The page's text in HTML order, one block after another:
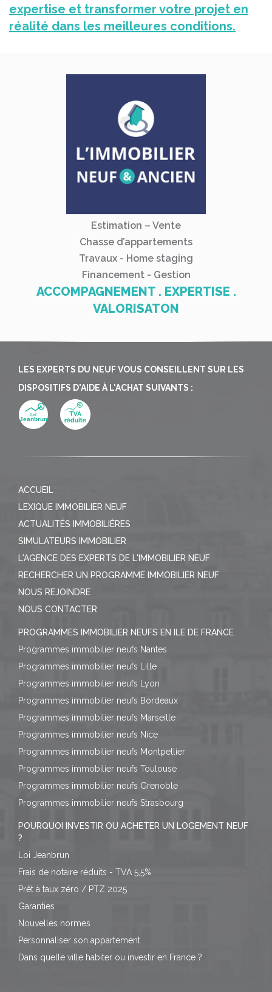
expertise et transformer votre projet en
réalité dans les meilleures conditions.
Estimation – Vente
Chasse d’appartements
Travaux - Home staging
Financement - Gestion
ACCOMPAGNEMENT . EXPERTISE .
VALORISATON
LES EXPERTS DU NEUF VOUS CONSEILLENT SUR LES
DISPOSITIFS D'AIDE À L'ACHAT SUIVANTS :
ACCUEIL
LEXIQUE IMMOBILIER NEUF
ACTUALITÉS IMMOBILIÈRES
SIMULATEURS IMMOBILIER
L'AGENCE DES EXPERTS DE L'IMMOBILIER NEUF
RECHERCHER UN PROGRAMME IMMOBILIER NEUF
NOUS REJOINDRE
NOUS CONTACTER
PROGRAMMES IMMOBILIER NEUFS EN ILE DE FRANCE
Programmes immobilier neufs Nantes
Programmes immobilier neufs Lille
Programmes immobilier neufs Lyon
Programmes immobilier neufs Bordeaux
Programmes immobilier neufs Marseille
Programmes immobilier neufs Nice
Programmes immobilier neufs Montpellier
Programmes immobilier neufs Toulouse
Programmes immobilier neufs Grenoble
Programmes immobilier neufs Strasbourg
POURQUOI INVESTIR OU ACHETER UN LOGEMENT NEUF
?
Loi Jeanbrun
Frais de notaire réduits - TVA 5,5%
Prêt à taux zéro / PTZ 2025
Garanties
Nouvelles normes
Personnaliser son appartement
Dans quelle ville habiter ou investir en France ?